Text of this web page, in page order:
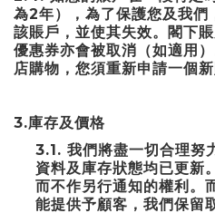
為2年），為了保護您及我們
該賬戶，並使其失效。閣下
優惠券亦會被取消（如適用
店購物，您須重新申請一個新
3.庫存及價格
3.1. 我們將盡一切合理努
資料及庫存狀態均已更新
而不作另行通知的權利。
能提供予顧客，我們保留